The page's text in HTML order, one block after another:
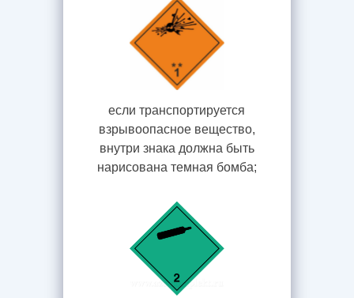
если транспортируется
взрывоопасное вещество,
внутри знака должна быть
нарисована темная бомба;